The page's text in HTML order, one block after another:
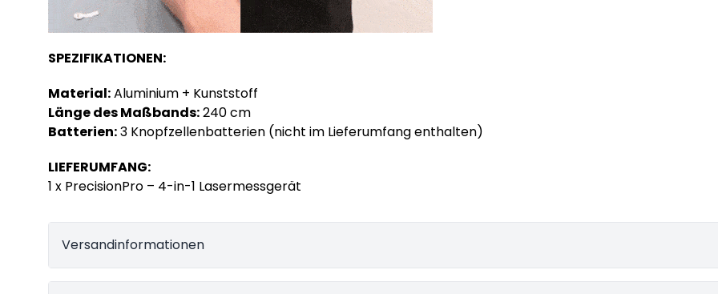
SPEZIFIKATIONEN:
Material:Aluminium + Kunststoff
Länge des Maßbands:240 cm
Batterien:3 Knopfzellenbatterien (nicht im Lieferumfang enthalten)
LIEFERUMFANG:
1 x PrecisionPro – 4-in-1 Lasermessgerät
Versandinformationen